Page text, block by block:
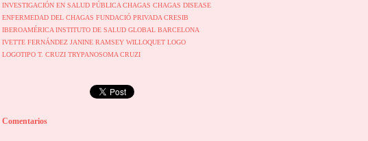
INVESTIGACIÓN EN SALUD PÚBLICA CHAGAS CHAGAS DISEASE
ENFERMEDAD DEL CHAGAS FUNDACIÓ PRIVADA CRESIB
IBEROAMÉRICA INSTITUTO DE SALUD GLOBAL BARCELONA
IVETTE FERNÁNDEZ JANINE RAMSEY WILLOQUET LOGO
LOGOTIPO T. CRUZI TRYPANOSOMA CRUZI
Comentarios